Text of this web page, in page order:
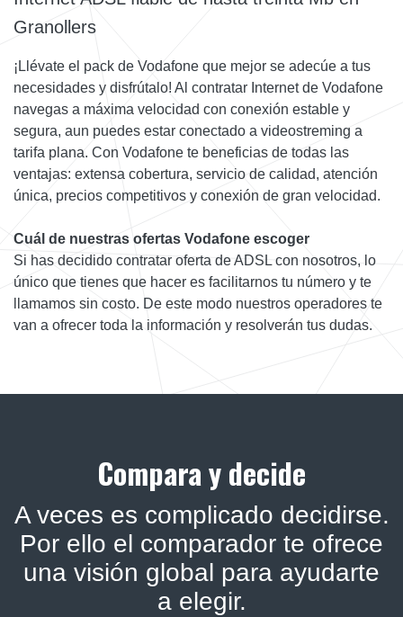
Granollers
¡Llévate el pack de Vodafone que mejor se adecúe a tus
necesidades y disfrútalo! Al contratar Internet de Vodafone
navegas a máxima velocidad con conexión estable y
segura, aun puedes estar conectado a videostreming a
tarifa plana. Con Vodafone te beneficias de todas las
ventajas: extensa cobertura, servicio de calidad, atención
única, precios competitivos y conexión de gran velocidad.
Cuál de nuestras ofertas Vodafone escoger
Si has decidido contratar oferta de ADSL con nosotros, lo
único que tienes que hacer es facilitarnos tu número y te
llamamos sin costo. De este modo nuestros operadores te
van a ofrecer toda la información y resolverán tus dudas.
Compara y decide
A veces es complicado decidirse.
Por ello el comparador te ofrece
una visión global para ayudarte
a elegir.